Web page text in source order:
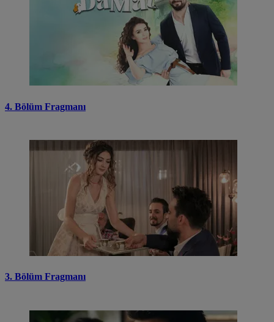
4. Bölüm Fragmanı
3. Bölüm Fragmanı